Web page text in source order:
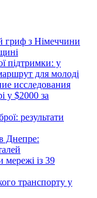
гриф з Німеччини
підтримки: у
для молоді
исследования
у $2000 за
результати
Днепре:
мережі із 39
транспорту у